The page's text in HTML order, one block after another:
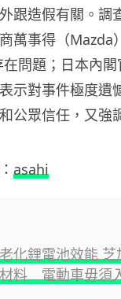
跟造假有關。調
萬事得（Mazda
在問題；日本內
示對事件極度遺
公眾信任，又強
asahi
化鋰電池效能
料 電動車毋須